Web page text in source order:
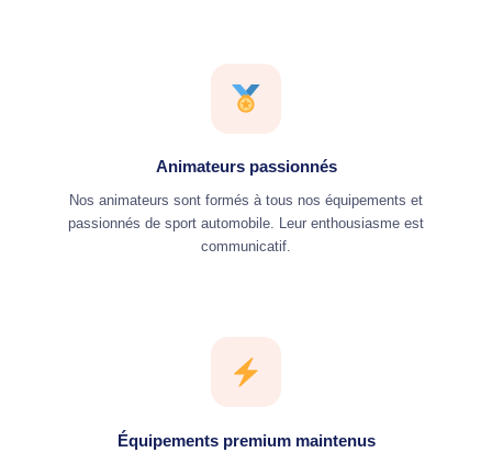
Animateurs passionnés
Nos animateurs sont formés à tous nos équipements et
passionnés de sport automobile. Leur enthousiasme est
communicatif.
Équipements premium maintenus